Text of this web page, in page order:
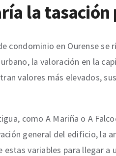
la
condominio en Ourense
la valoración en la
valores más elevados,
como A Mariña o A
general del edificio, la
variables para llegar a